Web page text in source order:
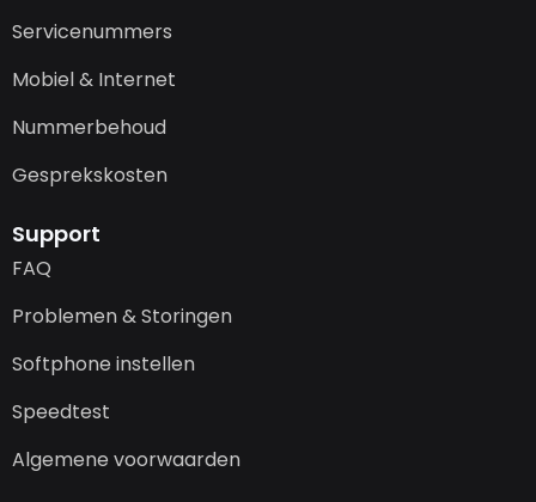
Servicenummers
Mobiel & Internet
Nummerbehoud
Gesprekskosten
Support
FAQ
Problemen & Storingen
Softphone instellen
Speedtest
Algemene voorwaarden